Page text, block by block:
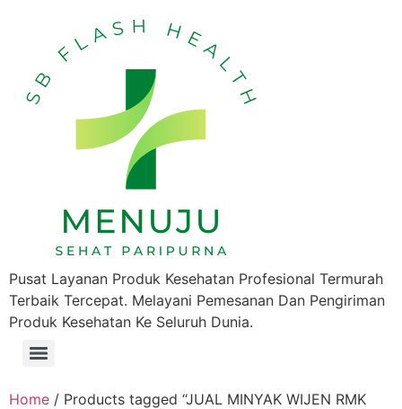
Pusat Layanan Produk Kesehatan Profesional Termurah
Terbaik Tercepat. Melayani Pemesanan Dan Pengiriman
Produk Kesehatan Ke Seluruh Dunia.
Home / Products tagged “JUAL MINYAK WIJEN RMK